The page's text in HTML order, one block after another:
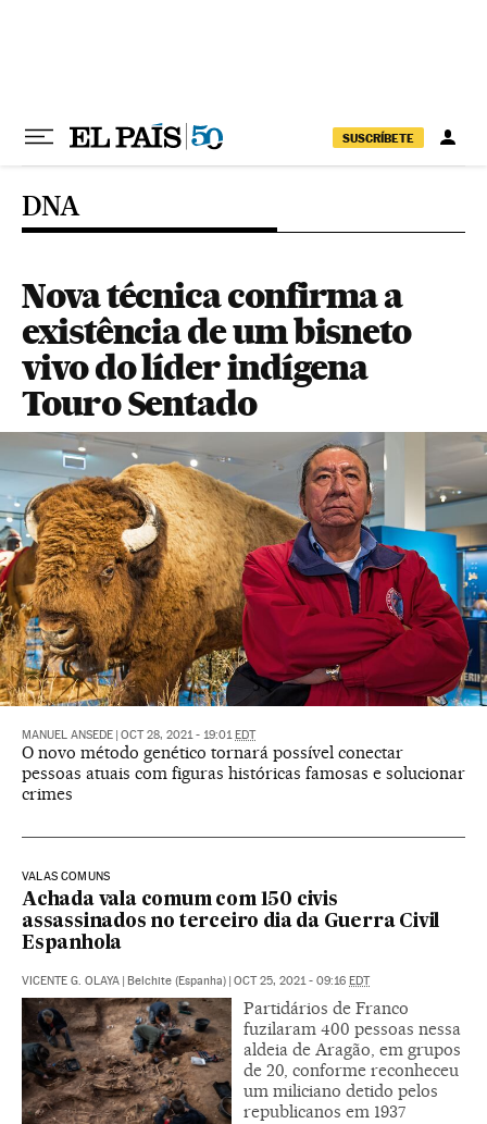
SUSCRÍBETE
DNA
Nova técnica confirma a
existência de um bisneto
vivo do líder indígena
Touro Sentado
MANUEL ANSEDE OCT 28, 2021 - 19:01 EDT
O novo método genético tornará possível conectar
pessoas atuais com figuras históricas famosas e solucionar
crimes
VALAS COMUNS
Achada vala comum com 150 civis
assassinados no terceiro dia da Guerra Civil
Espanhola
VICENTE G. OLAYA Belchite (Espanha) OCT 25, 2021 - 09:16 EDT
Partidários de Franco
fuzilaram 400 pessoas nessa
aldeia de Aragão, em grupos
de 20, conforme reconheceu
um miliciano detido pelos
republicanos em 1937